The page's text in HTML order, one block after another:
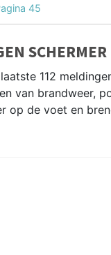
45
112
van brandweer,
op de voet en
de N242 en de
langs het Noord-